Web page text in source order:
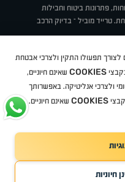
פתרונות ביטוח וחבילות
טרייד מוביל – בדיוק הרכב
איך זה עובד? דרושים
טויוטהדאצ'יהפולקסווגןטסלהג'יפ
ב מ וו
אקספנג
TradeMobile
TradeMobile
מוביל2026
לצורך תפעולו התקין ולצרכי אבטחת
COOKIES שאינם חיוניים,
ולצרכי אנליטיקה. באפשרותך
COOKIES שאינם חיוניים.
חיוניות